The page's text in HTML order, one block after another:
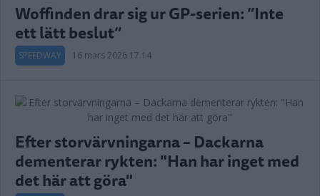
Woffinden drar sig ur GP-serien: ”Inte
ett lätt beslut”
SPEEDWAY 16 mars 2026 17.14
Efter storvärvningarna – Dackarna
dementerar rykten: "Han har inget med
det här att göra"